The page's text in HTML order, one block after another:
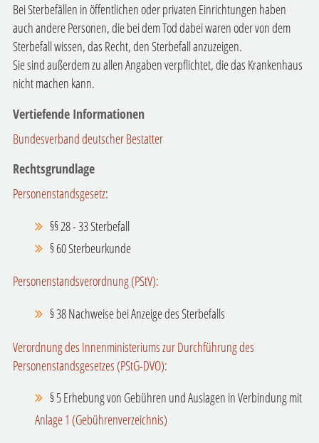
Bei Sterbefällen in öffentlichen oder privaten Einrichtungen haben
auch andere Personen, die bei dem Tod dabei waren oder von dem
Sterbefall wissen, das Recht, den Sterbefall anzuzeigen.
Sie sind außerdem zu allen Angaben verpflichtet, die das Krankenhaus
nicht machen kann.
Vertiefende Informationen
Bundesverband deutscher Bestatter
Rechtsgrundlage
Personenstandsgesetz:
§§ 28 - 33 Sterbefall
§ 60 Sterbeurkunde
Personenstandsverordnung (PStV):
§ 38 Nachweise bei Anzeige des Sterbefalls
Verordnung des Innenministeriums zur Durchführung des
Personenstandsgesetzes (PStG-DVO):
§ 5 Erhebung von Gebühren und Auslagen in Verbindung mit
Anlage 1 (Gebührenverzeichnis)